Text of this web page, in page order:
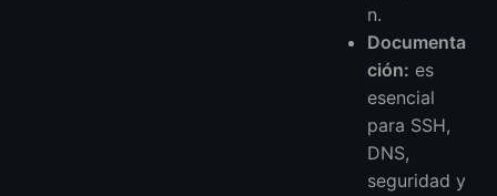
n.
Documenta
ción: es
esencial
para SSH,
DNS,
seguridad y